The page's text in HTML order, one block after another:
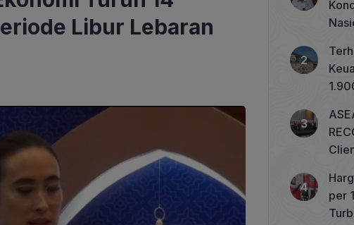
Libur Lebaran
per